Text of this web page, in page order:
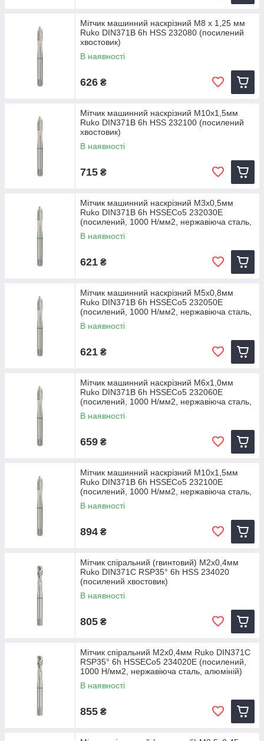
Мітчик машинний наскрізний M8 х 1,25 мм
Ruko DIN371B 6h HSS 232080 (посилений
хвостовик)
В наявності
626 ₴
Мітчик машинний наскрізний M10х1,5мм
Ruko DIN371B 6h HSS 232100 (посилений
хвостовик)
В наявності
715 ₴
Мітчик машинний наскрізний M3х0,5мм
Ruko DIN371B 6h HSSECo5 232030E
(посилений, 1000 Н/мм2, нержавіюча сталь,
алюміній)
В наявності
621 ₴
Мітчик машинний наскрізний M5х0,8мм
Ruko DIN371B 6h HSSECo5 232050E
(посилений, 1000 Н/мм2, нержавіюча сталь,
алюміній)
В наявності
621 ₴
Мітчик машинний наскрізний M6х1,0мм
Ruko DIN371B 6h HSSECo5 232060E
(посилений, 1000 Н/мм2, нержавіюча сталь,
алюміній)
В наявності
659 ₴
Мітчик машинний наскрізний M10х1,5мм
Ruko DIN371B 6h HSSECo5 232100E
(посилений, 1000 Н/мм2, нержавіюча сталь,
алюміній)
В наявності
894 ₴
Мітчик спіральний (гвинтовий) M2х0,4мм
Ruko DIN371C RSP35° 6h HSS 234020
(посилений хвостовик)
В наявності
805 ₴
Мітчик спіральний M2х0,4мм Ruko DIN371C
RSP35° 6h HSSECo5 234020E (посилений,
1000 Н/мм2, нержавіюча сталь, алюміній)
В наявності
855 ₴